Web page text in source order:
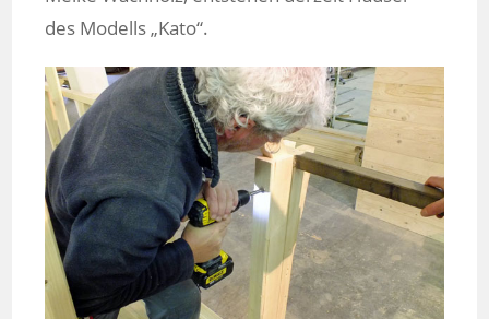
des Modells „Kato“.